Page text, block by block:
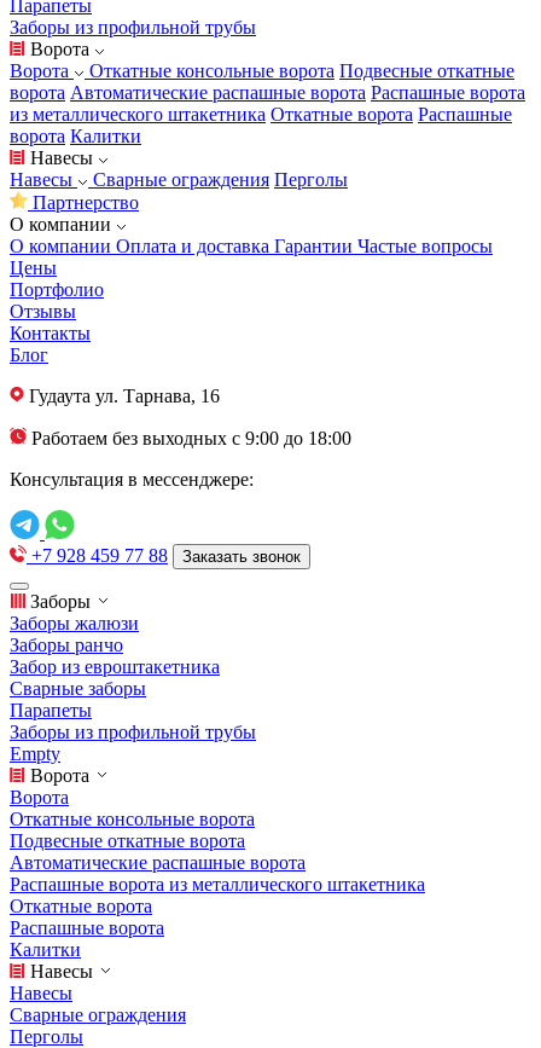
Парапеты
Заборы из профильной трубы
Ворота
Ворота
Откатные консольные ворота Подвесные откатные
ворота Автоматические распашные ворота Распашные ворота
из металлического штакетника Откатные ворота Распашные
ворота Калитки
Навесы
Навесы
Сварные ограждения Перголы
Партнерство
О компании
О компании Оплата и доставка Гарантии Частые вопросы
Цены
Портфолио
Отзывы
Контакты
Блог
Гудаута ул. Тарнава, 16
Работаем без выходных с 9:00 до 18:00
Консультация в мессенджере:
+7 928 459 77 88 Заказать звонок
Заборы
Заборы жалюзи
Заборы ранчо
Забор из евроштакетника
Сварные заборы
Парапеты
Заборы из профильной трубы
Empty
Ворота
Ворота
Откатные консольные ворота
Подвесные откатные ворота
Автоматические распашные ворота
Распашные ворота из металлического штакетника
Откатные ворота
Распашные ворота
Калитки
Навесы
Навесы
Сварные ограждения
Перголы